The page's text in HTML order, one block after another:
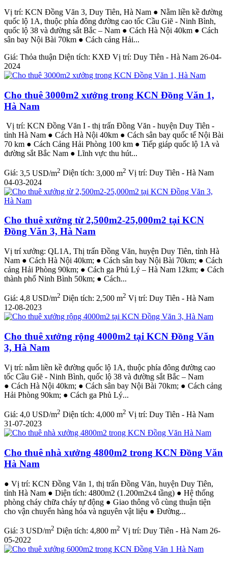
Vị trí: KCN Đồng Văn 3, Duy Tiên, Hà Nam ● Nằm liền kề đường
quốc lộ 1A, thuộc phía đông đường cao tốc Cầu Giẽ - Ninh Bình,
quốc lộ 38 và đường sắt Bắc – Nam ● Cách Hà Nội 40km ● Cách
sân bay Nội Bài 70km ● Cách cảng Hải...
Giá: Thỏa thuận Diện tích: KXĐ Vị trí: Duy Tiên - Hà Nam 26-04-
2024
Cho thuê 3000m2 xưởng trong KCN Đồng Văn 1,
Hà Nam
Vị trí: KCN Đồng Văn I - thị trấn Đồng Văn - huyện Duy Tiên -
tỉnh Hà Nam ● Cách Hà Nội 40km ● Cách sân bay quốc tế Nội Bài
70 km ● Cách Cảng Hải Phòng 100 km ● Tiếp giáp quốc lộ 1A và
đường sắt Bắc Nam ● Lĩnh vực thu hút...
Giá: 3,5 USD/m2 Diện tích: 3,000 m2 Vị trí: Duy Tiên - Hà Nam
04-03-2024
Cho thuê xưởng từ 2,500m2-25,000m2 tại KCN
Đồng Văn 3, Hà Nam
Vị trí xưởng: QL1A, Thị trấn Đồng Văn, huyện Duy Tiên, tỉnh Hà
Nam ● Cách Hà Nội 40km; ● Cách sân bay Nội Bài 70km; ● Cách
cảng Hải Phòng 90km; ● Cách ga Phủ Lý – Hà Nam 12km; ● Cách
thành phố Ninh Bình 50km; ● Cách...
Giá: 4,8 USD/m2 Diện tích: 2,500 m2 Vị trí: Duy Tiên - Hà Nam
12-08-2023
Cho thuê xưởng rộng 4000m2 tại KCN Đồng Văn
3, Hà Nam
Vị trí: nằm liền kề đường quốc lộ 1A, thuộc phía đông đường cao
tốc Cầu Giẽ - Ninh Bình, quốc lộ 38 và đường sắt Bắc – Nam
● Cách Hà Nội 40km; ● Cách sân bay Nội Bài 70km; ● Cách cảng
Hải Phòng 90km; ● Cách ga Phủ Lý...
Giá: 4,0 USD/m2 Diện tích: 4,000 m2 Vị trí: Duy Tiên - Hà Nam
31-07-2023
Cho thuê nhà xưởng 4800m2 trong KCN Đồng Văn
Hà Nam
● Vị trí: KCN Đồng Văn 1, thị trấn Đồng Văn, huyện Duy Tiên,
tỉnh Hà Nam ● Diện tích: 4800m2 (1.200m2x4 tầng) ● Hệ thống
phòng cháy chữa cháy tự động ● Giao thông vô cùng thuận tiện
cho vận chuyển hàng hóa và nguyên vật liệu ● Đường...
Giá: 3 USD/m2 Diện tích: 4,800 m2 Vị trí: Duy Tiên - Hà Nam 26-
05-2022